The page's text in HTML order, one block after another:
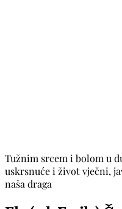
Tužnim srcem i bolom u
uskrsnuće i život vječni,
naša draga